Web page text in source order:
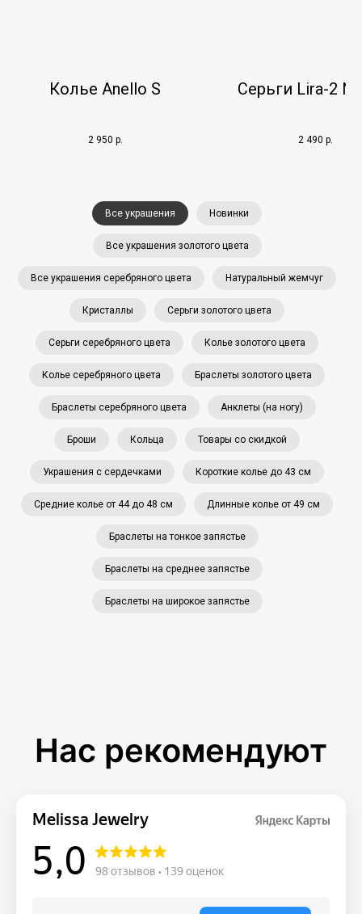
Колье Anello S
2 950 р.
Серьги Lira-2
2 490 р.
Все украшения Новинки
Все украшения золотого цвета
Все украшения серебряного цвета Натуральный жемчуг
Кристаллы Серьги золотого цвета
Серьги серебряного цвета Колье золотого цвета
Колье серебряного цвета Браслеты золотого цвета
Браслеты серебряного цвета Анклеты (на ногу)
Броши Кольца Товары со скидкой
Украшения с сердечками Короткие колье до 43 см
Средние колье от 44 до 48 см Длинные колье от 49 см
Браслеты на тонкое запястье
Браслеты на среднее запястье
Браслеты на широкое запястье
Нас рекомендуют